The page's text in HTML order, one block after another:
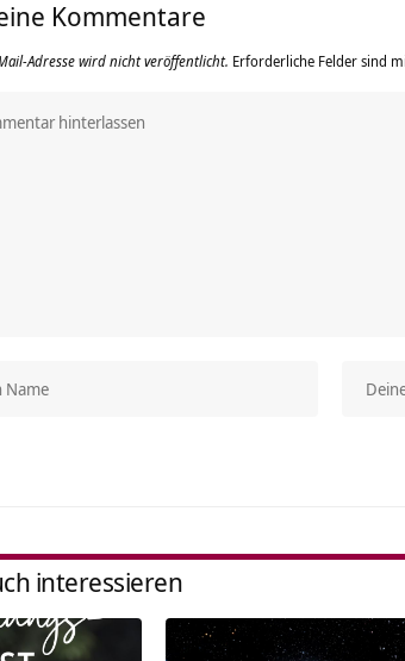
Kommentare
Adresse wird nicht veröffentlicht. Erforderliche Felder sind
interessieren